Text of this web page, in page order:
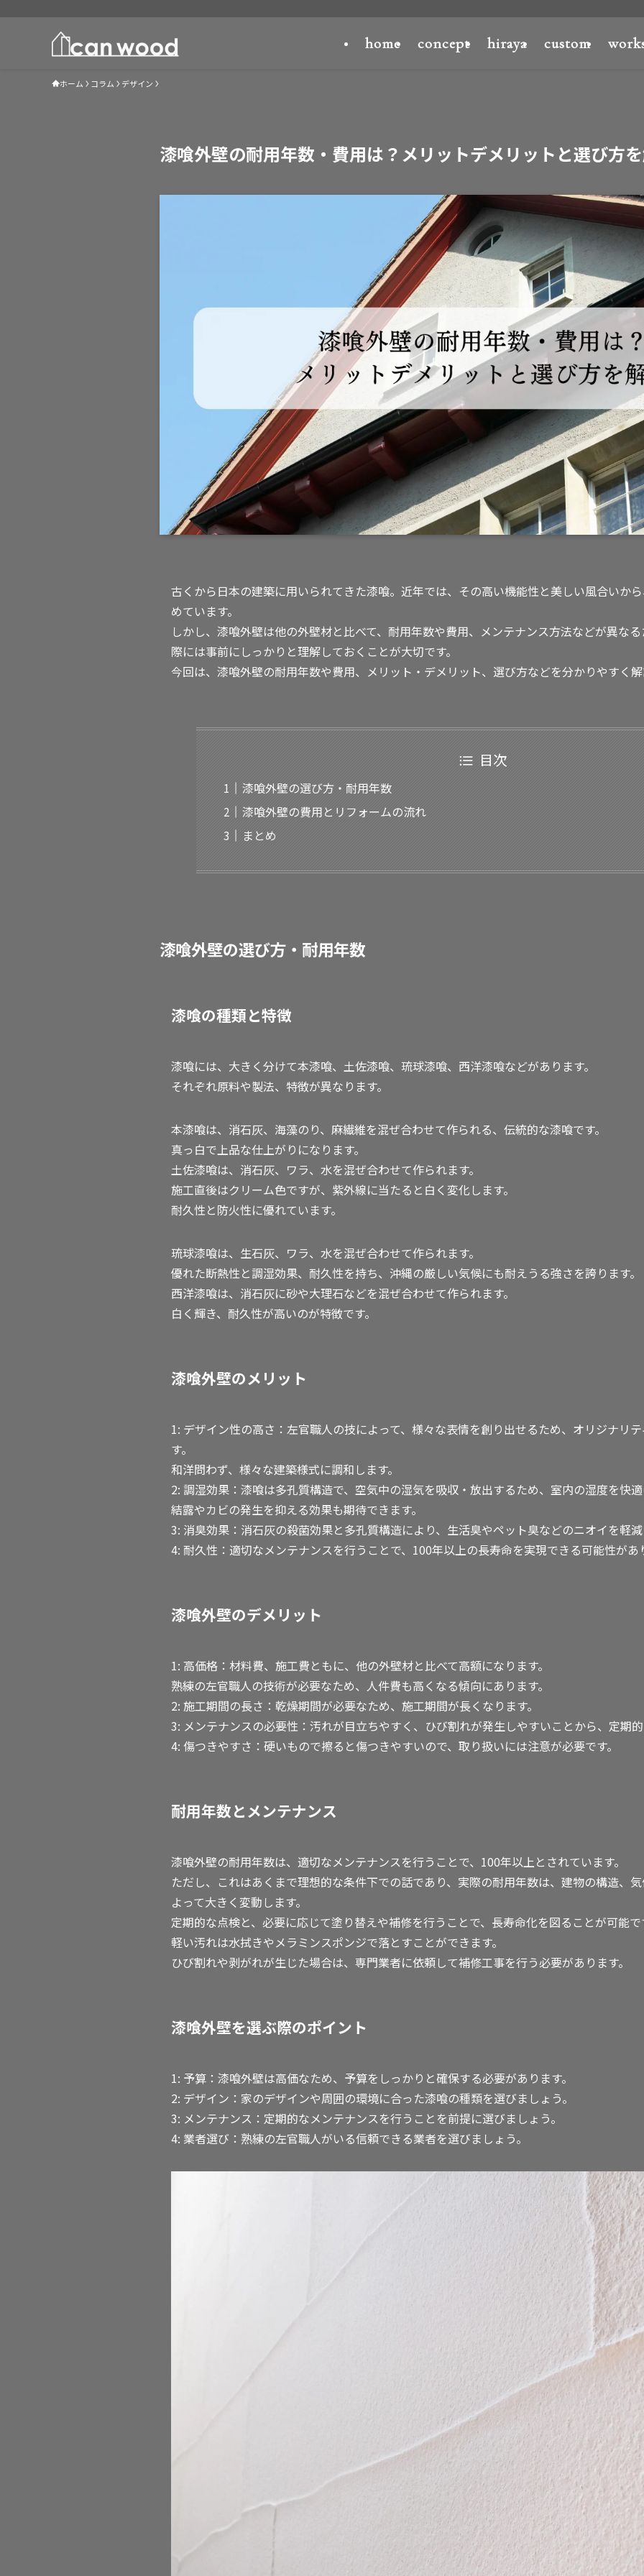
home concept hiraya custom
ホーム コラム デザイン
漆喰外壁の耐用年数・費用は？メリットデメリットと選び方
古くから日本の建築に用いられてきた漆喰。近年では、その高い機能性と美しい風合いか
めています。
しかし、漆喰外壁は他の外壁材と比べて、耐用年数や費用、メンテナンス方法などが異な
際には事前にしっかりと理解しておくことが大切です。
今回は、漆喰外壁の耐用年数や費用、メリット・デメリット、選び方などを分かりやすく解
目次
漆喰外壁の選び方・耐用年数
漆喰外壁の費用とリフォームの流れ
まとめ
漆喰外壁の選び方・耐用年数
漆喰の種類と特徴
漆喰には、大きく分けて本漆喰、土佐漆喰、琉球漆喰、西洋漆喰などがあります。
それぞれ原料や製法、特徴が異なります。
本漆喰は、消石灰、海藻のり、麻繊維を混ぜ合わせて作られる、伝統的な漆喰です。
真っ白で上品な仕上がりになります。
土佐漆喰は、消石灰、ワラ、水を混ぜ合わせて作られます。
施工直後はクリーム色ですが、紫外線に当たると白く変化します。
耐久性と防火性に優れています。
琉球漆喰は、生石灰、ワラ、水を混ぜ合わせて作られます。
優れた断熱性と調湿効果、耐久性を持ち、沖縄の厳しい気候にも耐えうる強さを誇ります。
西洋漆喰は、消石灰に砂や大理石などを混ぜ合わせて作られます。
白く輝き、耐久性が高いのが特徴です。
漆喰外壁のメリット
1: デザイン性の高さ：左官職人の技によって、様々な表情を創り出せるため、オリジナリ
す。
和洋問わず、様々な建築様式に調和します。
2: 調湿効果：漆喰は多孔質構造で、空気中の湿気を吸収・放出するため、室内の湿度を快適
結露やカビの発生を抑える効果も期待できます。
3: 消臭効果：消石灰の殺菌効果と多孔質構造により、生活臭やペット臭などのニオイを軽減
4: 耐久性：適切なメンテナンスを行うことで、100年以上の長寿命を実現できる可能性があ
漆喰外壁のデメリット
1: 高価格：材料費、施工費ともに、他の外壁材と比べて高額になります。
熟練の左官職人の技術が必要なため、人件費も高くなる傾向にあります。
2: 施工期間の長さ：乾燥期間が必要なため、施工期間が長くなります。
3: メンテナンスの必要性：汚れが目立ちやすく、ひび割れが発生しやすいことから、定期的
4: 傷つきやすさ：硬いもので擦ると傷つきやすいので、取り扱いには注意が必要です。
耐用年数とメンテナンス
漆喰外壁の耐用年数は、適切なメンテナンスを行うことで、100年以上とされています。
ただし、これはあくまで理想的な条件下での話であり、実際の耐用年数は、建物の構造、
よって大きく変動します。
定期的な点検と、必要に応じて塗り替えや補修を行うことで、長寿命化を図ることが可能で
軽い汚れは水拭きやメラミンスポンジで落とすことができます。
ひび割れや剥がれが生じた場合は、専門業者に依頼して補修工事を行う必要があります。
漆喰外壁を選ぶ際のポイント
1: 予算：漆喰外壁は高価なため、予算をしっかりと確保する必要があります。
2: デザイン：家のデザインや周囲の環境に合った漆喰の種類を選びましょう。
3: メンテナンス：定期的なメンテナンスを行うことを前提に選びましょう。
4: 業者選び：熟練の左官職人がいる信頼できる業者を選びましょう。